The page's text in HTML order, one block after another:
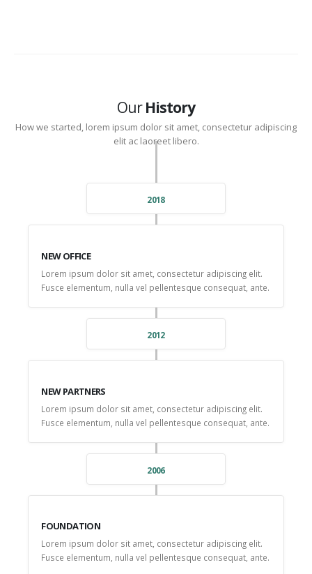
OurHistory
How we started, lorem ipsum dolor sit amet, consectetur adipiscing
elit ac laoreet libero.
2018
NEW OFFICE
Lorem ipsum dolor sit amet, consectetur adipiscing elit.
Fusce elementum, nulla vel pellentesque consequat, ante.
2012
NEW PARTNERS
Lorem ipsum dolor sit amet, consectetur adipiscing elit.
Fusce elementum, nulla vel pellentesque consequat, ante.
2006
FOUNDATION
Lorem ipsum dolor sit amet, consectetur adipiscing elit.
Fusce elementum, nulla vel pellentesque consequat, ante.